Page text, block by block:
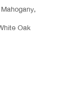
Oak